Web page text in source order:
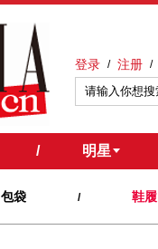
登录 / 注册 /
/ 明星
包袋 / 鞋履